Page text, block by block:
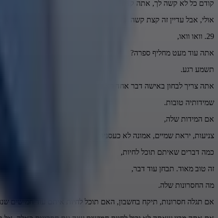
קודם כל לא קשה לך, אתה קצת בררן כנראה.
אולי, אבל עדיין זה קצת קשה. בן כמה אתה?
29. וואו וואו,
אתה עוד מעט מחליף ספרה?
תשמע רגע.
אתה צריך לבחון באישה דבר אחד ראשון שהוא הכי חשוב,
שמידותיה טובות.
אם המידות שלה,
צניעות, יראת שמיים, אמונה לא כעסנית,
כמה דברים שאיתם תוכל לחיות,
זה טוב מאוד. תבחן עוד דבר,
מה החסרונות שלה.
אם תגלה חסרונות, תיקח בחשבון, האם תוכל לחיות איתם עוד חמישים